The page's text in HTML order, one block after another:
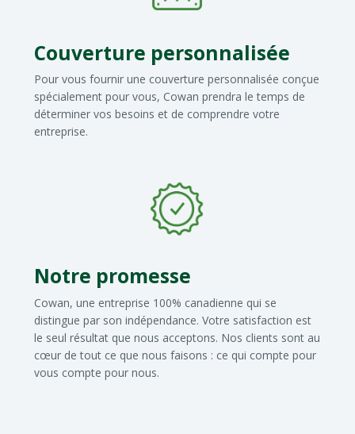
Couverture personnalisée
Pour vous fournir une couverture personnalisée conçue
spécialement pour vous, Cowan prendra le temps de
déterminer vos besoins et de comprendre votre
entreprise.
Notre promesse
Cowan, une entreprise 100% canadienne qui se
distingue par son indépendance. Votre satisfaction est
le seul résultat que nous acceptons. Nos clients sont au
cœur de tout ce que nous faisons : ce qui compte pour
vous compte pour nous.